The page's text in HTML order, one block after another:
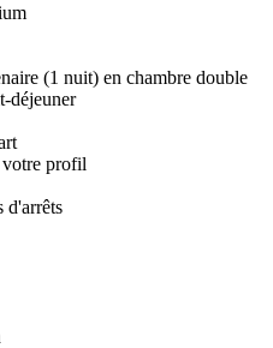
(1 nuit) en chambre double
déjeuner
votre profil
d'arrêts